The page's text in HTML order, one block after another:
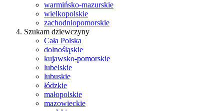
warmińsko-mazurskie
wielkopolskie
zachodniopomorskie
Szukam dziewczyny
Cała Polska
dolnośląskie
kujawsko-pomorskie
lubelskie
lubuskie
łódzkie
małopolskie
mazowieckie